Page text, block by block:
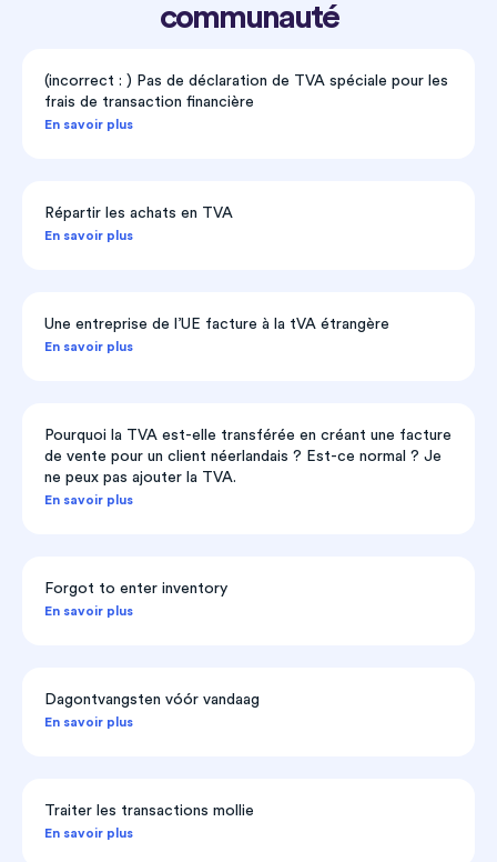
communauté
(incorrect : ) Pas de déclaration de TVA spéciale pour les
frais de transaction financière
En savoir plus
Répartir les achats en TVA
En savoir plus
Une entreprise de l’UE facture à la tVA étrangère
En savoir plus
Pourquoi la TVA est-elle transférée en créant une facture
de vente pour un client néerlandais ? Est-ce normal ? Je
ne peux pas ajouter la TVA.
En savoir plus
Forgot to enter inventory
En savoir plus
Dagontvangsten vóór vandaag
En savoir plus
Traiter les transactions mollie
En savoir plus